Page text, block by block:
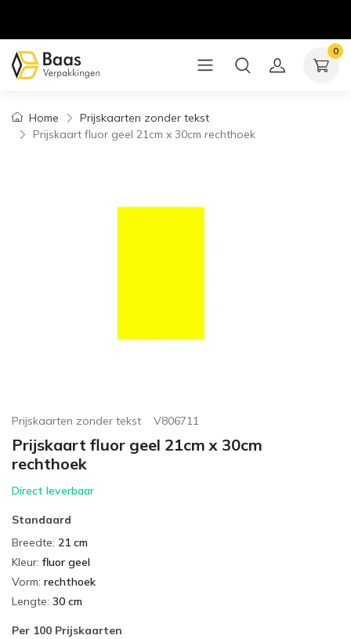
0
Home
Prijskaarten zonder tekst
Prijskaart fluor geel 21cm x 30cm rechthoek
Prijskaarten zonder tekst V806711
Prijskaart fluor geel 21cm x 30cm
rechthoek
Direct leverbaar
Standaard
Breedte: 21 cm
Kleur: fluor geel
Vorm: rechthoek
Lengte: 30 cm
Per 100 Prijskaarten